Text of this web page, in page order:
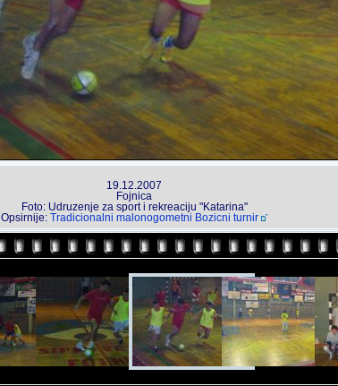
19.12.2007
Fojnica
Foto: Udruzenje za sport i rekreaciju "Katarina"
Opsirnije: Tradicionalni malonogometni Bozicni turnir